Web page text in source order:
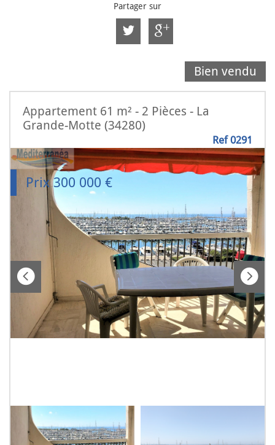
Partager sur
Bien vendu
Appartement 61 m² - 2 Pièces - La
Grande-Motte (34280)
Ref 0291
Prix 300 000 €